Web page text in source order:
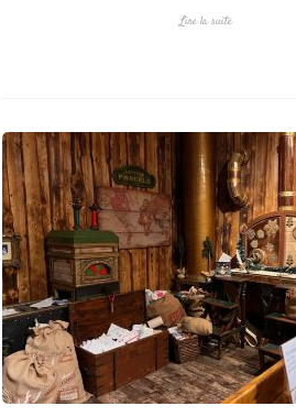
Lire la suite